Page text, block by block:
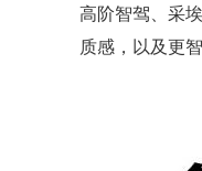
高阶智驾、采
质感，以及更